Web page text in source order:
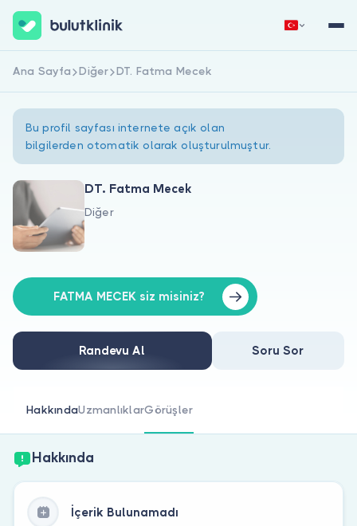
Hakkımızda
Doktorlar için
Doktor musunuz?
Hemen Kaydol
Ana Sayfa Diğer DT. Fatma Mecek
Bu profil sayfası internete açık olan
bilgilerden otomatik olarak oluşturulmuştur.
DT. Fatma Mecek
Diğer
FATMA MECEK siz misiniz?
Randevu Al Soru Sor
HakkındaUzmanlıklarGörüşler
Hakkında
İçerik Bulunamadı